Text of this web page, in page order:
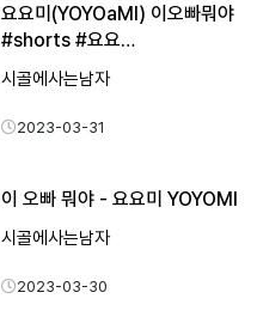
요요미(YOYOaMI) 이오빠뭐야
#shorts #요요…
시골에사는남자
2023-03-31
이 오빠 뭐야 - 요요미 YOYOMI
시골에사는남자
2023-03-30